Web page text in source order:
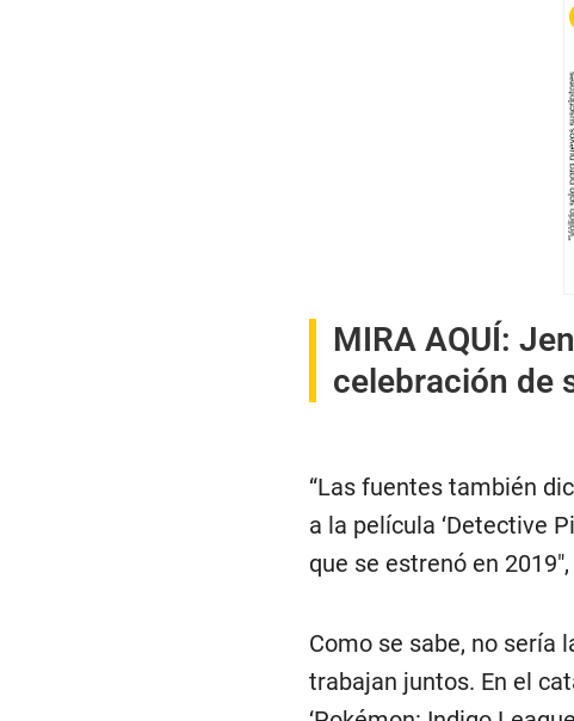
MIRA AQUÍ:
celebración de
“Las fuentes también
a la película ‘Detective
que se estrenó en
Como se sabe, no sería
trabajan juntos. En el